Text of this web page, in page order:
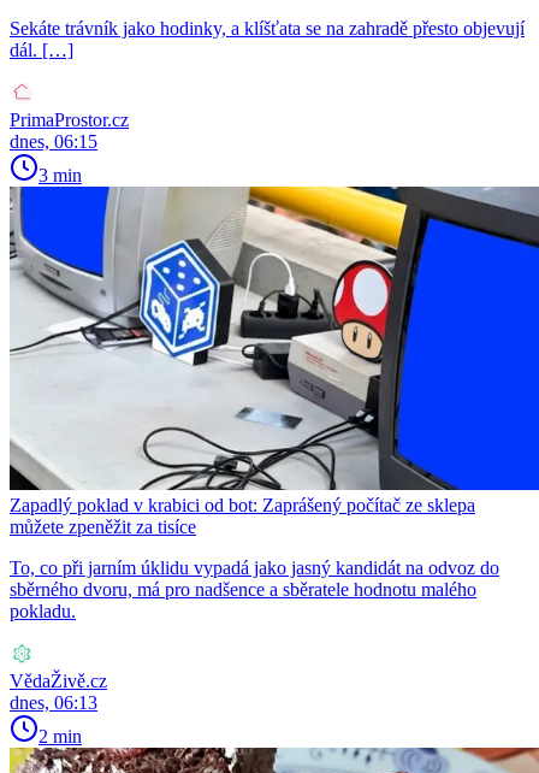
Sekáte trávník jako hodinky, a klíšťata se na zahradě přesto objevují
dál. […]
PrimaProstor.cz
dnes, 06:15
3 min
Zapadlý poklad v krabici od bot: Zaprášený počítač ze sklepa
můžete zpeněžit za tisíce
To, co při jarním úklidu vypadá jako jasný kandidát na odvoz do
sběrného dvoru, má pro nadšence a sběratele hodnotu malého
pokladu.
VědaŽivě.cz
dnes, 06:13
2 min